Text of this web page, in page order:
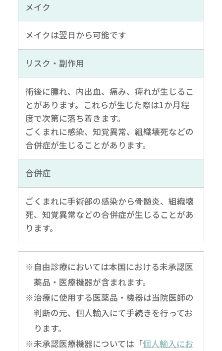
メイク
メイクは翌日から可能です
リスク・副作用
術後に腫れ、内出血、痛み、痺れが生じるこ
とがあります。これらが生じた際は1か月程
度で次第に落ち着きます。
ごくまれに感染、知覚異常、組織壊死などの
合併症が生じることがあります。
合併症
ごくまれに手術部の感染から骨髄炎、組織壊
死、知覚異常などの合併症が生じることがあ
ります。
※自由診療においては本国における未承認医
薬品・医療機器が含まれます。
※治療に使用する医薬品・機器は当院医師の
判断の元、個人輸入にて手続きを行ってお
ります。
※未承認医療機器については「個人輸入にお